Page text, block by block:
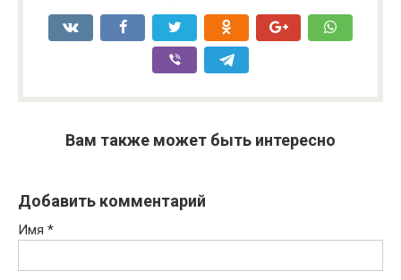
Вам также может быть интересно
Добавить комментарий
Имя *